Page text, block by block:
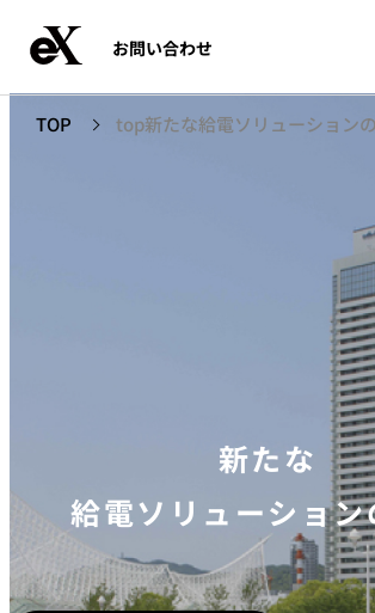
お問い合わせ
TOP top新たな給電ソリューション
新たな
給電ソリューショ